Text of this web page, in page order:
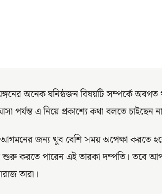
অনেক ঘনিষ্ঠজন বিষয়টি সম্পর্কে
পর্যন্ত এ নিয়ে প্রকাশ্যে কথা বলতে চাইছেন
জন্য খুব বেশি সময় অপেক্ষা করতে
শুরু করতে পারেন এই তারকা দম্পতি। তবে
তারা।